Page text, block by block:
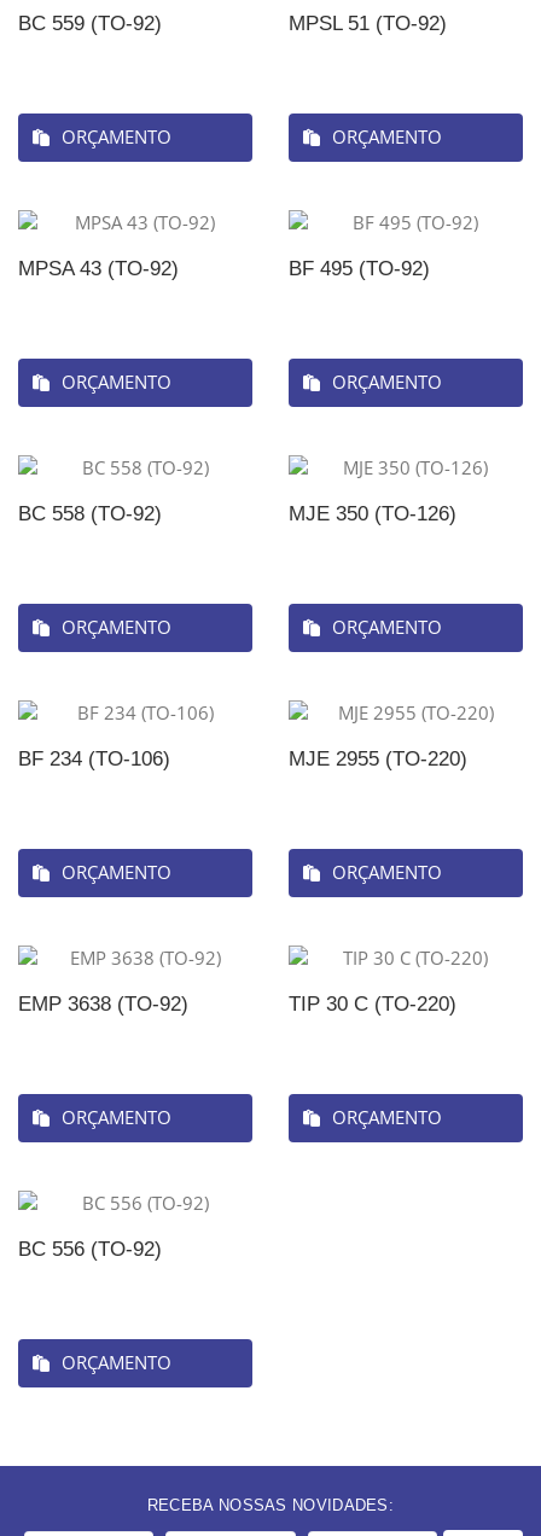
BC 559 (TO-92)
ORÇAMENTO
MPSL 51 (TO-92)
ORÇAMENTO
MPSA 43 (TO-92)
ORÇAMENTO
BF 495 (TO-92)
ORÇAMENTO
BC 558 (TO-92)
ORÇAMENTO
MJE 350 (TO-126)
ORÇAMENTO
BF 234 (TO-106)
ORÇAMENTO
MJE 2955 (TO-220)
ORÇAMENTO
EMP 3638 (TO-92)
ORÇAMENTO
TIP 30 C (TO-220)
ORÇAMENTO
BC 556 (TO-92)
ORÇAMENTO
RECEBA NOSSAS NOVIDADES: